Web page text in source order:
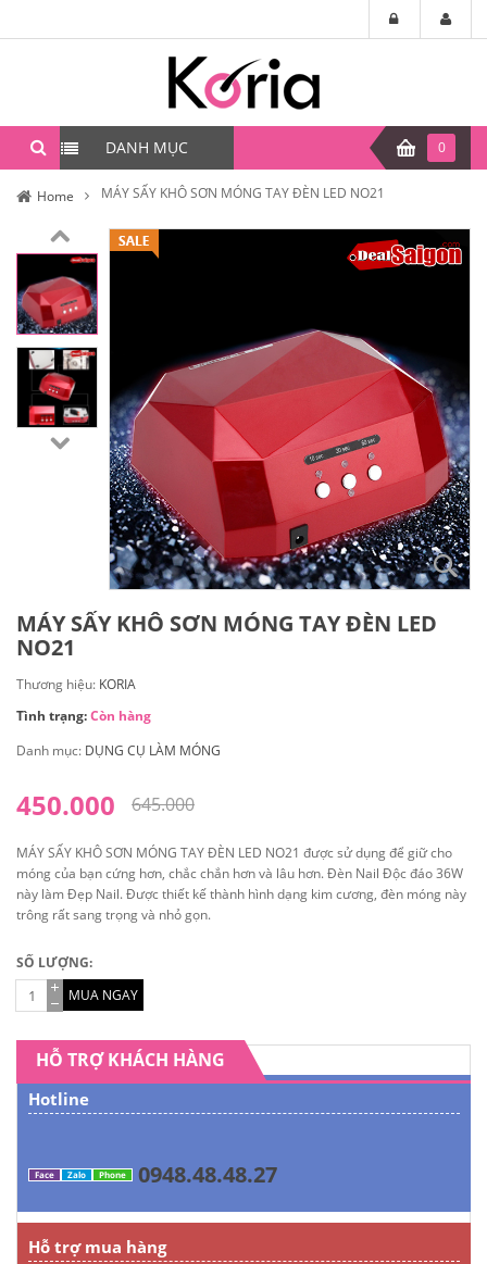
DANH MỤC 0
Home MÁY SẤY KHÔ SƠN MÓNG TAY ĐÈN LED NO21
MÁY SẤY KHÔ SƠN MÓNG TAY ĐÈN LED
NO21
Thương hiệu: KORIA
Tình trạng:Còn hàng
Danh mục: DỤNG CỤ LÀM MÓNG
645.000
450.000
MÁY SẤY KHÔ SƠN MÓNG TAY ĐÈN LED NO21 được sử dụng để giữ cho
móng của bạn cứng hơn, chắc chắn hơn và lâu hơn. Đèn Nail Độc đáo 36W
này làm Đẹp Nail. Được thiết kế thành hình dạng kim cương, đèn móng này
trông rất sang trọng và nhỏ gọn.
SỐ LƯỢNG:
MUA NGAY
HỖ TRỢ KHÁCH HÀNG
Hotline
Face Zalo Phone 0948.48.48.27
Hỗ trợ mua hàng